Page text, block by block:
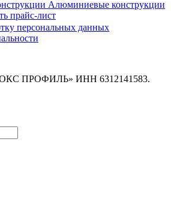
Алюминиевые конструкции
прайс-лист
персональных данных
ПРОФИЛЬ» ИНН 6312141583.